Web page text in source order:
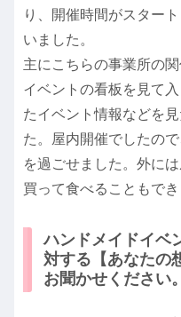
り、開催時間がスター
いました。
主にこちらの事業所の
イベントの看板を見て
たイベント情報などを
た。屋内開催でしたの
を過ごせました。外に
買って食べることもでき
ハンドメイドイベ
対する【あなたの
お聞かせください。